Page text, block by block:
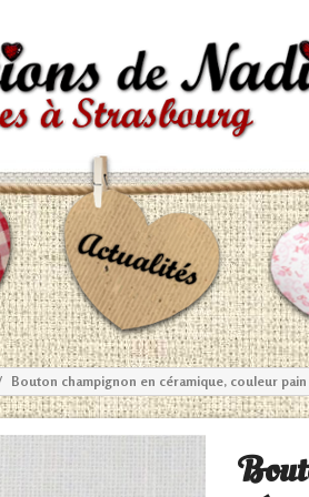
Bouton champignon en céramique, couleur